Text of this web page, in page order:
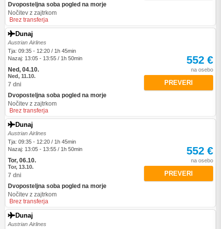
Dvoposteljna soba pogled na morje
Nočitev z zajtrkom
Brez transferja
Dunaj
Austrian Airlines
Tja: 09:35 - 12:20 / 1h 45min
Nazaj: 13:05 - 13:55 / 1h 50min
Ned, 04.10.
Ned, 11.10.
7 dni
Dvoposteljna soba pogled na morje
Nočitev z zajtrkom
Brez transferja
552 €
na osebo
PREVERI
Dunaj
Austrian Airlines
Tja: 09:35 - 12:20 / 1h 45min
Nazaj: 13:05 - 13:55 / 1h 50min
Tor, 06.10.
Tor, 13.10.
7 dni
Dvoposteljna soba pogled na morje
Nočitev z zajtrkom
Brez transferja
552 €
na osebo
PREVERI
Dunaj
Austrian Airlines